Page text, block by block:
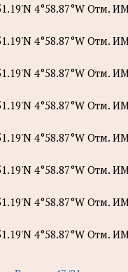
4°58.87°W Отм.
4°58.87°W Отм.
4°58.87°W Отм.
4°58.87°W Отм.
4°58.87°W Отм.
4°58.87°W Отм.
4°58.87°W Отм.
4°58.87°W Отм.